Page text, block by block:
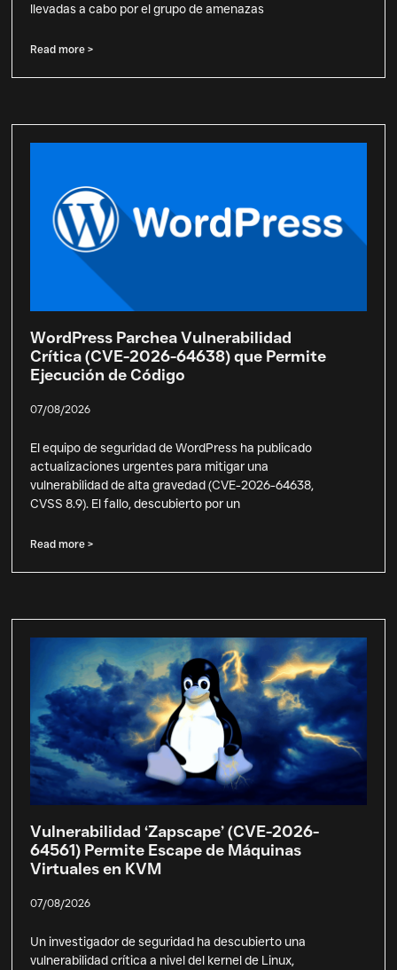
llevadas a cabo por el grupo de amenazas
Read more >
WordPress Parchea Vulnerabilidad
Crítica (CVE-2026-64638) que Permite
Ejecución de Código
07/08/2026
El equipo de seguridad de WordPress ha publicado
actualizaciones urgentes para mitigar una
vulnerabilidad de alta gravedad (CVE-2026-64638,
CVSS 8.9). El fallo, descubierto por un
Read more >
Vulnerabilidad ‘Zapscape’ (CVE-2026-
64561) Permite Escape de Máquinas
Virtuales en KVM
07/08/2026
Un investigador de seguridad ha descubierto una
vulnerabilidad crítica a nivel del kernel de Linux,